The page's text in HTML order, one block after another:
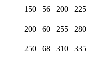
150 56 200 225
200 60 255 280
250 68 310 335